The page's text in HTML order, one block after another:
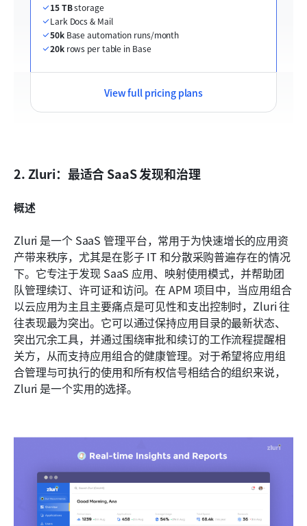
15 TB storage
Lark Docs & Mail
50k Base automation runs/month
20k rows per table in Base
View full pricing plans
2. Zluri：最适合 SaaS 发现和治理
概述
Zluri 是一个 SaaS 管理平台，常用于为快速增长的应用资
产带来秩序，尤其是在影子 IT 和分散采购普遍存在的情况
下。它专注于发现 SaaS 应用、映射使用模式，并帮助团
队管理续订、许可证和访问。在 APM 项目中，当应用组合
以云应用为主且主要痛点是可见性和支出控制时，Zluri 往
往表现最为突出。它可以通过保持应用目录的最新状态、
突出冗余工具，并通过围绕审批和续订的工作流程提醒相
关方，从而支持应用组合的健康管理。对于希望将应用组
合管理与可执行的使用和所有权信号相结合的组织来说，
Zluri 是一个实用的选择。